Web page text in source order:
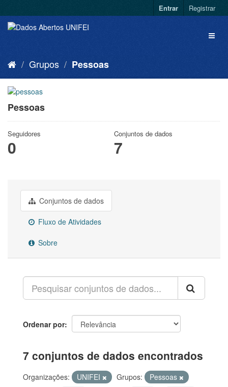
Entrar Registrar
Grupos Pessoas
Pessoas
Seguidores
0
Conjuntos de dados
7
Conjuntos de dados
Fluxo de Atividades
Sobre
Ordenar por
7 conjuntos de dados encontrados
Organizações: UNIFEI Grupos:
Pessoas